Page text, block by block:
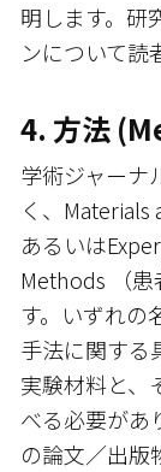
明します。研
ンについて読
4. 方法
学術ジャーナ
く、Materials
あるいは
Methods （
す。いずれの
手法に関する
実験材料と、
べる必要があ
の論文／出版